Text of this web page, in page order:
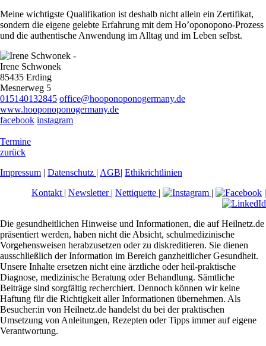
Meine wichtigste Qualifikation ist deshalb nicht allein ein Zertifikat,
sondern die eigene gelebte Erfahrung mit dem Ho’oponopono-Prozess
und die authentische Anwendung im Alltag und im Leben selbst.
Irene Schwonek
85435 Erding
Mesnerweg 5
015140132845 office@hooponoponogermany.de
www.hooponoponogermany.de
facebook instagram
Termine
zurück
Impressum | Datenschutz | AGB| Ethikrichtlinien
Kontakt | Newsletter | Nettiquette | | |
Die gesundheitlichen Hinweise und Informationen, die auf Heilnetz.de
präsentiert werden, haben nicht die Absicht, schulmedizinische
Vorgehensweisen herabzusetzen oder zu diskreditieren. Sie dienen
ausschließlich der Information im Bereich ganzheitlicher Gesundheit.
Unsere Inhalte ersetzen nicht eine ärztliche oder heil-praktische
Diagnose, medizinische Beratung oder Behandlung. Sämtliche
Beiträge sind sorgfältig recherchiert. Dennoch können wir keine
Haftung für die Richtigkeit aller Informationen übernehmen. Als
Besucher:in von Heilnetz.de handelst du bei der praktischen
Umsetzung von Anleitungen, Rezepten oder Tipps immer auf eigene
Verantwortung.